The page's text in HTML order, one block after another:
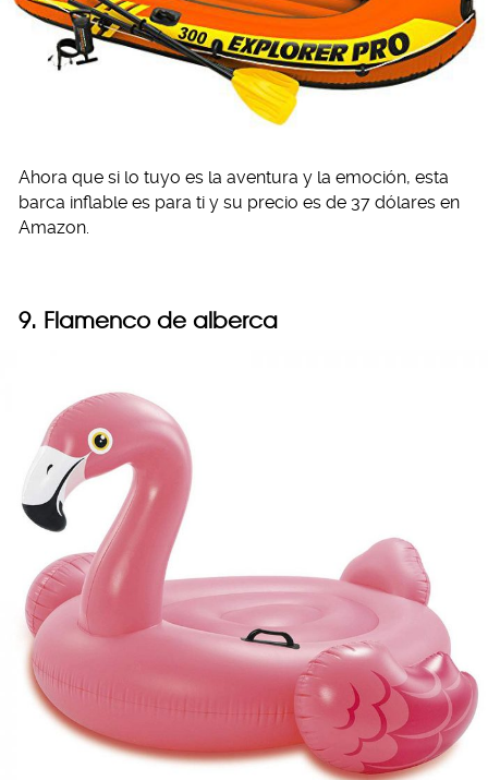
Ahora que si lo tuyo es la aventura y la emoción, esta
barca inflable es para ti y su precio es de 37 dólares en
Amazon.
9. Flamenco de alberca